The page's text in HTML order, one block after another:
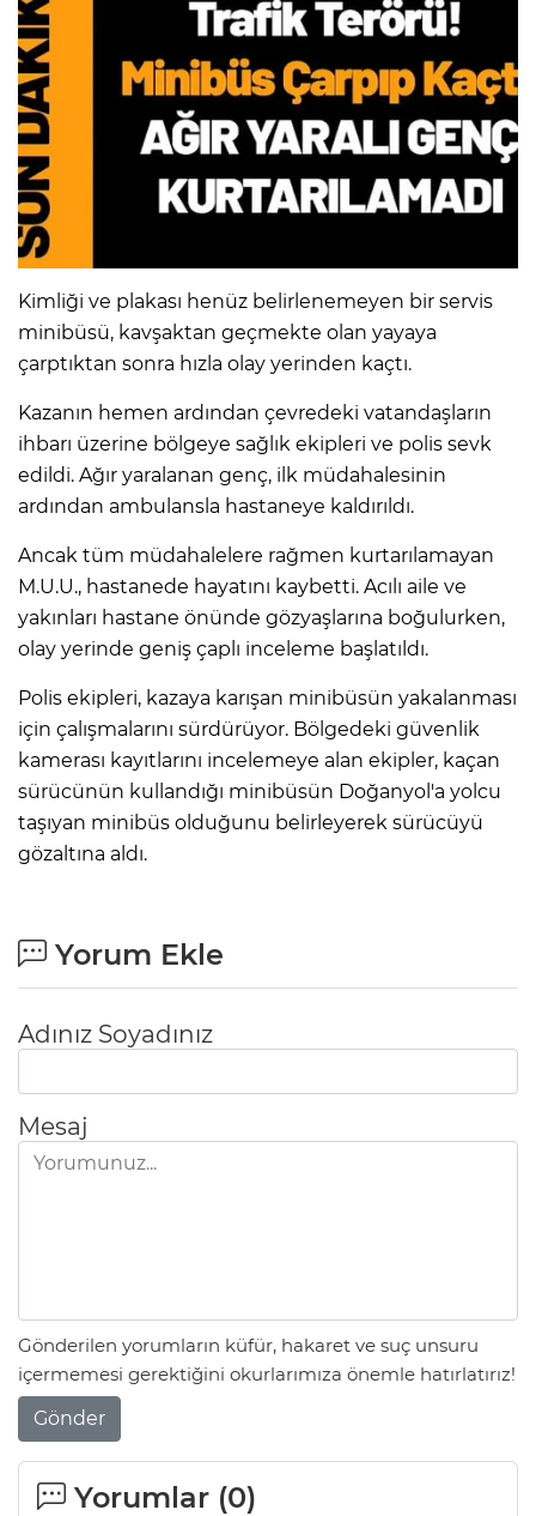
Kimliği ve plakası henüz belirlenemeyen bir servis
minibüsü, kavşaktan geçmekte olan yayaya
çarptıktan sonra hızla olay yerinden kaçtı.
Kazanın hemen ardından çevredeki vatandaşların
ihbarı üzerine bölgeye sağlık ekipleri ve polis sevk
edildi. Ağır yaralanan genç, ilk müdahalesinin
ardından ambulansla hastaneye kaldırıldı.
Ancak tüm müdahalelere rağmen kurtarılamayan
M.U.U., hastanede hayatını kaybetti. Acılı aile ve
yakınları hastane önünde gözyaşlarına boğulurken,
olay yerinde geniş çaplı inceleme başlatıldı.
Polis ekipleri, kazaya karışan minibüsün yakalanması
için çalışmalarını sürdürüyor. Bölgedeki güvenlik
kamerası kayıtlarını incelemeye alan ekipler, kaçan
sürücünün kullandığı minibüsün Doğanyol'a yolcu
taşıyan minibüs olduğunu belirleyerek sürücüyü
gözaltına aldı.
Yorum Ekle
Adınız Soyadınız
Mesaj
Gönderilen yorumların küfür, hakaret ve suç unsuru
içermemesi gerektiğini okurlarımıza önemle hatırlatırız!
Gönder
Yorumlar (0)